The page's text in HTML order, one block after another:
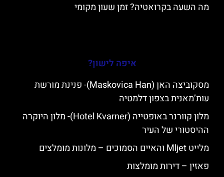
מה השעה בקרואטיה? זמן שעון מקומי
איפה לישון?
מסקוביצה האן (Maskovica Han)- פנינת מורשת
עות’מאנית בצפון דלמטיה
מלון קוורנר באופטייה (Hotel Kvarner)- מלון היוקרה
ההיסטורי של העיר
מלייט Mljet והאיים הסמוכים – מלונות מומלצים
פאזין – דירות מומלצות